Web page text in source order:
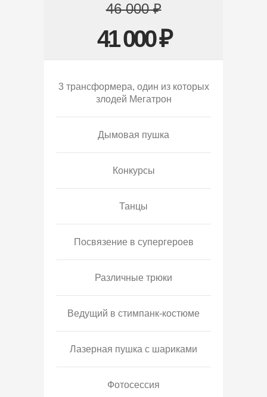
46 000 ₽
41 000 ₽
3 трансформера, один из которых
злодей Мегатрон
Дымовая пушка
Конкурсы
Танцы
Посвязение в супергероев
Различные трюки
Ведущий в стимпанк-костюме
Лазерная пушка с шариками
Фотосессия